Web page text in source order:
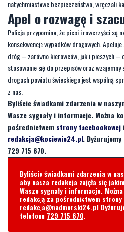
natychmiastowe bezpieczeństwo, wręczali
Apel o rozwagę i
Policja przypomina, że piesi i rowerzyści są
konsekwencje wypadków drogowych.
dróg – zarówno kierowców, jak i pieszych –
stosowanie się do przepisów oraz wzajemny
drogach powiatu świeckiego jest wspólną
z nas.
Byliście świadkami zdarzenia w
Wasze sygnały i informacje. Można
pośrednictwem strony facebookowej
redakcja@kociewie24.pl.
729 715 670.
Byliście świadkami zdarzenia w
aby nasza redakcja zajęła się
Wasze sygnały i informacje.
redakcją za pośrednictwem
redakcja@nadmorski24.pl
telefonu 729 715 670.